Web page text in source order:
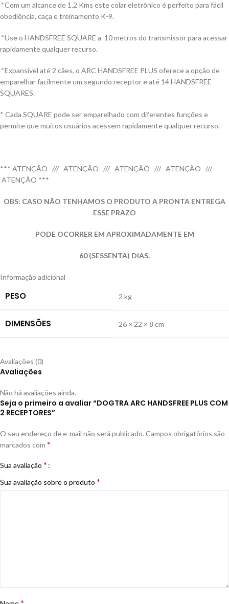
*Com um alcance de 1.2 Kms este colar eletrônico é perfeito para fácil
obediência, caça e treinamento K-9.
*Use o HANDSFREE SQUARE a 10 metros do transmissor para acessar
rapidamente qualquer recurso.
*Expansível até 2 cães, o ARC HANDSFREE PLUS oferece a opção de
emparelhar facilmente um segundo receptor e até 14 HANDSFREE
SQUARES.
* Cada SQUARE pode ser emparelhado com diferentes funções e
permite que muitos usuários acessem rapidamente qualquer recurso.
*** ATENÇÃO /// ATENÇÃO /// ATENÇÃO /// ATENÇÃO ///
ATENÇÃO ***
OBS: CASO NÃO TENHAMOS O PRODUTO A PRONTA ENTREGA
ESSE PRAZO
PODE OCORRER EM APROXIMADAMENTE EM
60 (SESSENTA) DIAS.
Informação adicional
PESO 2 kg
DIMENSÕES 26 × 22 × 8 cm
Avaliações (0)
Avaliações
Não há avaliações ainda.
Seja o primeiro a avaliar “DOGTRA ARC HANDSFREE PLUS COM
2 RECEPTORES”
O seu endereço de e-mail não será publicado. Campos obrigatórios são
marcados com *
Sua avaliação *
Sua avaliação sobre o produto *